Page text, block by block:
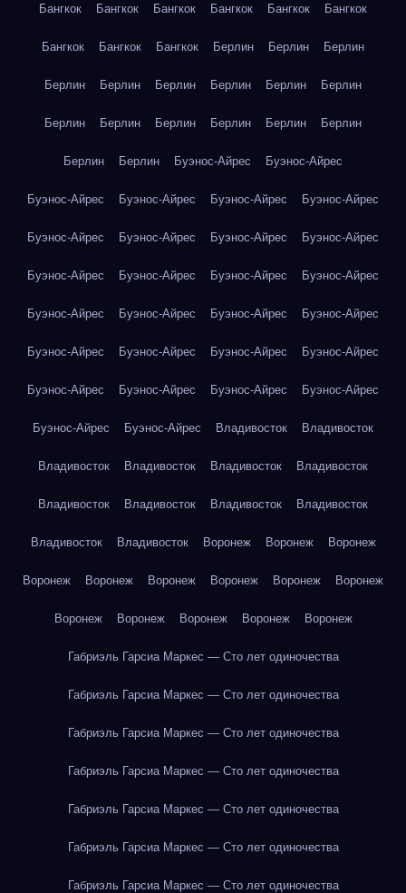
Бангкок Бангкок Бангкок Бангкок Бангкок Бангкок
Бангкок Бангкок Бангкок Берлин Берлин Берлин
Берлин Берлин Берлин Берлин Берлин Берлин
Берлин Берлин Берлин Берлин Берлин Берлин
Берлин Берлин Буэнос-Айрес Буэнос-Айрес
Буэнос-Айрес Буэнос-Айрес Буэнос-Айрес Буэнос-Айрес
Буэнос-Айрес Буэнос-Айрес Буэнос-Айрес Буэнос-Айрес
Буэнос-Айрес Буэнос-Айрес Буэнос-Айрес Буэнос-Айрес
Буэнос-Айрес Буэнос-Айрес Буэнос-Айрес Буэнос-Айрес
Буэнос-Айрес Буэнос-Айрес Буэнос-Айрес Буэнос-Айрес
Буэнос-Айрес Буэнос-Айрес Буэнос-Айрес Буэнос-Айрес
Буэнос-Айрес Буэнос-Айрес Владивосток Владивосток
Владивосток Владивосток Владивосток Владивосток
Владивосток Владивосток Владивосток Владивосток
Владивосток Владивосток Воронеж Воронеж Воронеж
Воронеж Воронеж Воронеж Воронеж Воронеж Воронеж
Воронеж Воронеж Воронеж Воронеж Воронеж
Габриэль Гарсиа Маркес — Сто лет одиночества
Габриэль Гарсиа Маркес — Сто лет одиночества
Габриэль Гарсиа Маркес — Сто лет одиночества
Габриэль Гарсиа Маркес — Сто лет одиночества
Габриэль Гарсиа Маркес — Сто лет одиночества
Габриэль Гарсиа Маркес — Сто лет одиночества
Габриэль Гарсиа Маркес — Сто лет одиночества